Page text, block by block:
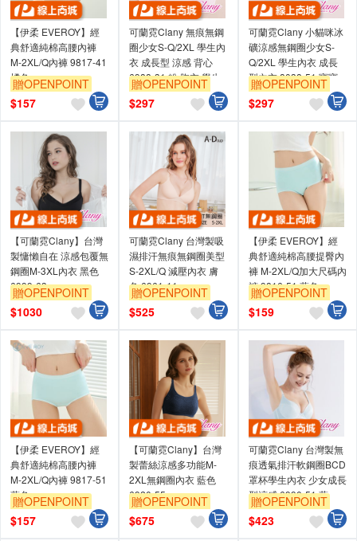
【伊柔 EVEROY】經
典舒適純棉高腰內褲
M-2XL/Q內褲 9817-41
橘色
贈OPENPOINT
訂單滿699享95折
$157
可蘭霓Clany 無痕無鋼
圈少女S-Q/2XL 學生內
衣 成長型 涼感 背心
6988-31 粉 胸衣 學生
背心 透氣
贈OPENPOINT
訂單滿699享95折
$297
可蘭霓Clany 小貓咪冰
礦涼感無鋼圈少女S-
Q/2XL 學生內衣 成長
型內衣 8038-51 寶寶
藍 胸衣 背心
贈OPENPOINT
訂單滿699享95折
$297
【可蘭霓Clany】台灣
製慵懶自在 涼感包覆無
鋼圈M-3XL內衣 黑色
6999-63
贈OPENPOINT
訂單滿699享95折
$1030
可蘭霓Clany 台灣製吸
濕排汗無痕無鋼圈美型
S-2XL/Q 減壓內衣 膚
色 6961-11
贈OPENPOINT
訂單滿699享95折
$525
【伊柔 EVEROY】經
典舒適純棉高腰提臀內
褲 M-2XL/Q加大尺碼內
褲 9816-51 藍色
贈OPENPOINT
訂單滿699享95折
$159
【伊柔 EVEROY】經
典舒適純棉高腰內褲
M-2XL/Q內褲 9817-51
藍色
贈OPENPOINT
訂單滿699享95折
$157
【可蘭霓Clany】台灣
製蕾絲涼感多功能M-
2XL無鋼圈內衣 藍色
6920-55
贈OPENPOINT
訂單滿699享95折
$675
可蘭霓Clany 台灣製無
痕透氣排汗軟鋼圈BCD
罩杯學生內衣 少女成長
型涼感 6990-51 藍
贈OPENPOINT
訂單滿699享95折
$423